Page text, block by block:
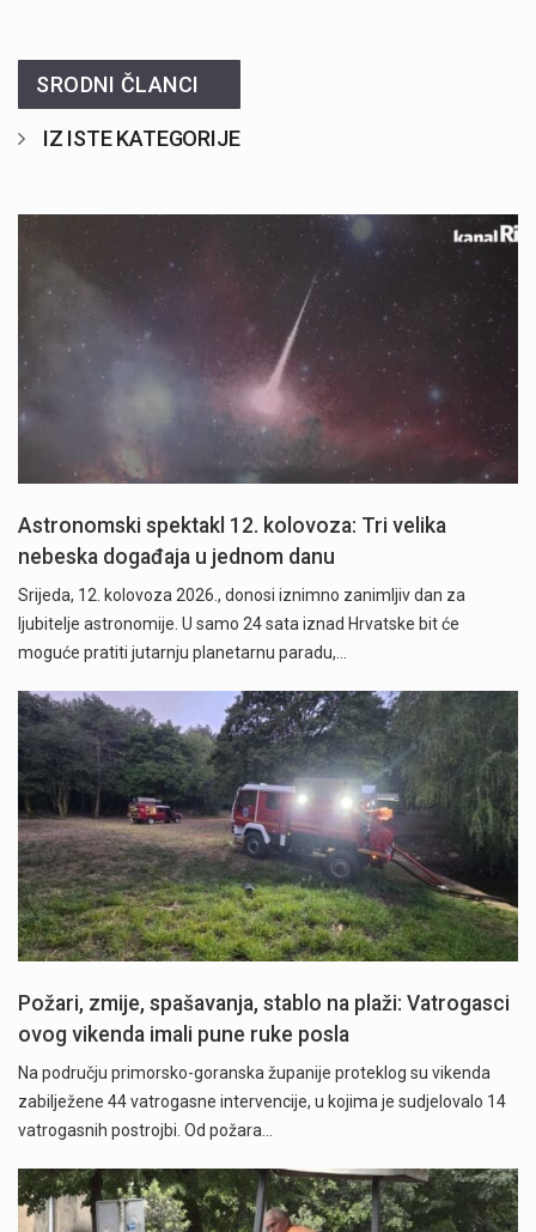
SRODNI ČLANCI
IZ ISTE KATEGORIJE
Astronomski spektakl 12. kolovoza: Tri velika
nebeska događaja u jednom danu
Srijeda, 12. kolovoza 2026., donosi iznimno zanimljiv dan za
ljubitelje astronomije. U samo 24 sata iznad Hrvatske bit će
moguće pratiti jutarnju planetarnu paradu,…
Požari, zmije, spašavanja, stablo na plaži: Vatrogasci
ovog vikenda imali pune ruke posla
Na području primorsko-goranska županije proteklog su vikenda
zabilježene 44 vatrogasne intervencije, u kojima je sudjelovalo 14
vatrogasnih postrojbi. Od požara…